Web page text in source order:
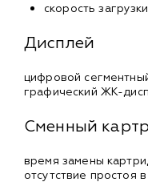
скорость
Дисплей
цифровой
графический ЖК-
Сменный
время замены
отсутствие простоя